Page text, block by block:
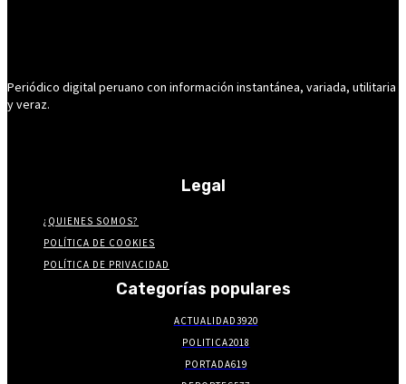
Periódico digital peruano con información instantánea, variada, utilitaria
y veraz.
Legal
¿QUIENES SOMOS?
POLÍTICA DE COOKIES
POLÍTICA DE PRIVACIDAD
Categorías populares
ACTUALIDAD3920
POLITICA2018
PORTADA619